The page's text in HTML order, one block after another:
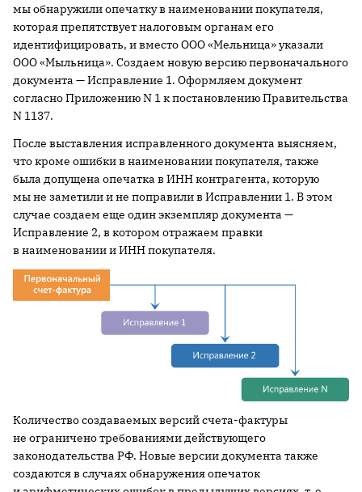
мы обнаружили опечатку в наименовании покупателя,
которая препятствует налоговым органам его
идентифицировать, и вместо ООО «Мельница» указали
ООО «Мыльница». Создаем новую версию первоначального
документа — Исправление 1. Оформляем документ
согласно Приложению N 1 к постановлению Правительства
N 1137.
После выставления исправленного документа выясняем,
что кроме ошибки в наименовании покупателя, также
была допущена опечатка в ИНН контрагента, которую
мы не заметили и не поправили в Исправлении 1. В этом
случае создаем еще один экземпляр документа —
Исправление 2, в котором отражаем правки
в наименовании и ИНН покупателя.
Количество создаваемых версий счета-фактуры
не ограничено требованиями действующего
законодательства РФ. Новые версии документа также
создаются в случаях обнаружения опечаток